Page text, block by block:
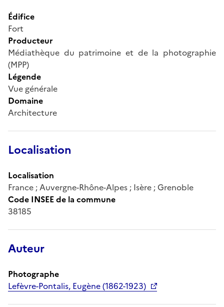
Édifice
Fort
Producteur
Médiathèque du patrimoine et de la photographie
(MPP)
Légende
Vue générale
Domaine
Architecture
Localisation
Localisation
France ; Auvergne-Rhône-Alpes ; Isère ; Grenoble
Code INSEE de la commune
38185
Auteur
Photographe
Lefèvre-Pontalis, Eugène (1862-1923)